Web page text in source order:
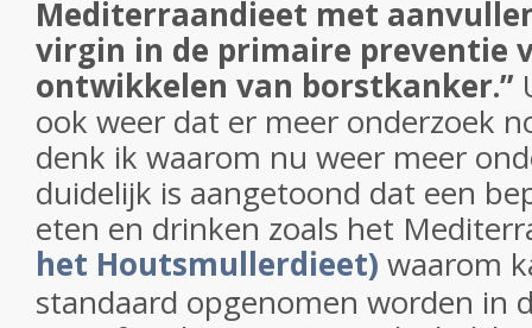
Mediterraandieet met
virgin in de primaire preventie
ontwikkelen van borstkanker.”
ook weer dat er meer onderzoek
denk ik waarom nu weer meer
duidelijk is aangetoond dat een
eten en drinken zoals het
het Houtsmullerdieet) waarom
standaard opgenomen worden in